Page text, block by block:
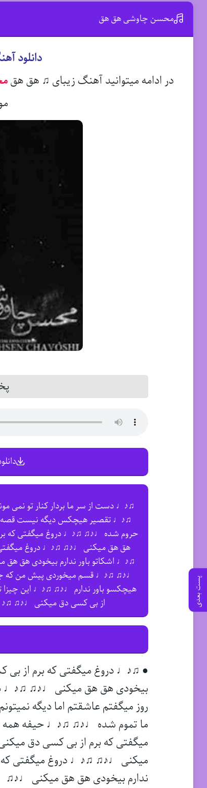
پست بعدی
محسن چاوشی هق هق
دانلود
در ادامه میتوانید آهنگ زیبای ♫ هق هق
♫♪♩ دست از سر ما بردار کنار تو نمی
♫♪♩ تقصیر هیچکس دیگه نیست قصه
حروم شده ♩♪♫ ♫♪♩ دروغ میگفتی که
هق هق میکنی ♩♪♫ ♫♪♩ دروغ
♫♪♩ اشکاتو باور ندارم بیخودی هق
♩♪♫ ♫♪♩ قسم میخوردی پیش من که
هیچکسو باور ندارم ♩♪♫ ♫♪♩ این چیزا
از بی کسی دق میکنی ♩♪♫
● ♫♪♩ دروغ میگفتی که برم از
بیخودی هق هق میکنی ♩♪♫ ♫♪♩
روز میگفتم عاشقتم اما دیگه
ما تموم شده ♩♪♫ ♫♪♩ حیفه همه
میگفتی که برم از بی کسی دق
میکنی ♩♪♫ ♫♪♩ دروغ میگفتی که
ندارم بیخودی هق هق میکنی ♩♪♫